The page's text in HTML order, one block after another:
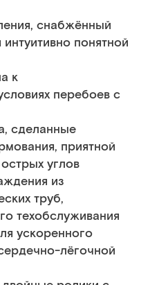
снабжённый
понятной
к
перебоев с
сделанные
приятной
углов
из
труб,
техобслуживания
ускоренного
лёгочной